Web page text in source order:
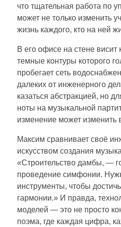
что тщательная работа по
может не только изменить
жизнь каждого, кто на ней
В его офисе на стене висит
темные контуры которого
пробегает сеть
далеких от инженерного
казаться абстракцией, но
ноты на музыкальной
изменение может изменить
Максим сравнивает своё
искусством создания
«Строительство дамбы, —
проведение симфонии.
инструменты, чтобы
гармонии.» И правда,
моделей — это не просто
поэма, где каждая цифра,